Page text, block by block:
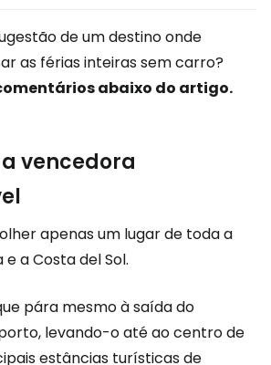
de um destino onde
as férias inteiras sem carro?
abaixo do artigo.
vencedora
apenas um lugar de toda a
a Costa del Sol.
pára mesmo à saída do
levando-o até ao centro de
estâncias turísticas de